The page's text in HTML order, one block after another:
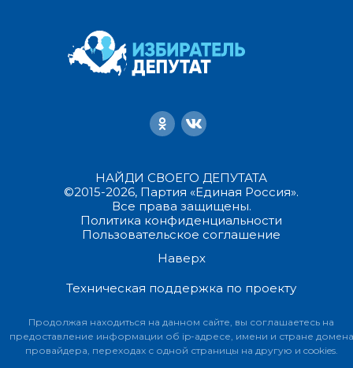
НАЙДИ СВОЕГО ДЕПУТАТА
©2015-2026, Партия «Единая Россия».
Все права защищены.
Политика конфиденциальности
Пользовательское соглашение
Наверх
Техническая поддержка по проекту
Продолжая находиться на данном сайте, вы соглашаетесь на
предоставление информации об ip-адресе, имени и стране домена
провайдера, переходах с одной страницы на другую и cookies.